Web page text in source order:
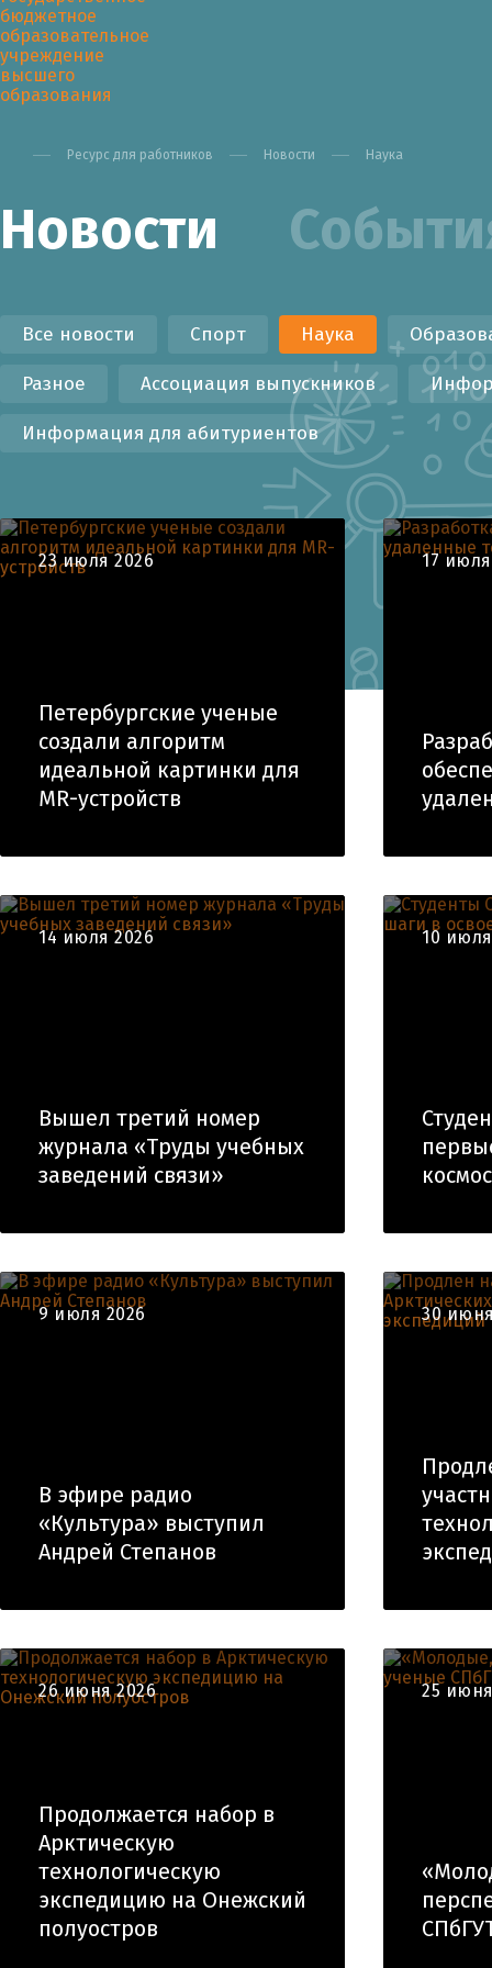
Университет
Ресурс для работников Новости Наука
Новости
Все новости Спорт Наука
Разное Ассоциация выпускников
Информация для абитуриентов
23 июля 2026
Петербургские ученые
создали алгоритм
идеальной картинки для
MR-устройств
17
14 июля 2026
Вышел третий номер
журнала «Труды учебных
заведений связи»
10
9 июля 2026
В эфире радио
«Культура» выступил
Андрей Степанов
30
26 июня 2026
Продолжается набор в
Арктическую
технологическую
экспедицию на Онежский
полуостров
25